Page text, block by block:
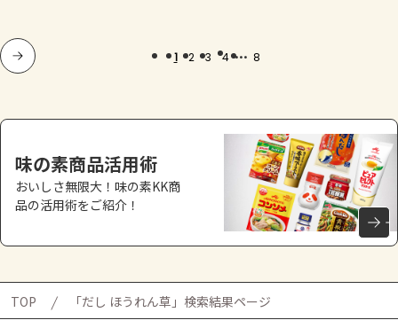
1 2 3 4 ... 8
味の素商品活用術
おいしさ無限大！味の素KK商
品の活用術をご紹介！
TOP 「だし ほうれん草」検索結果ページ